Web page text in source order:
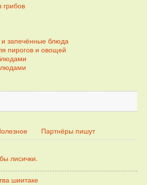
и запечённые блюда
пирогов и овощей
Партнёры пишут
лисички.
шиитаке